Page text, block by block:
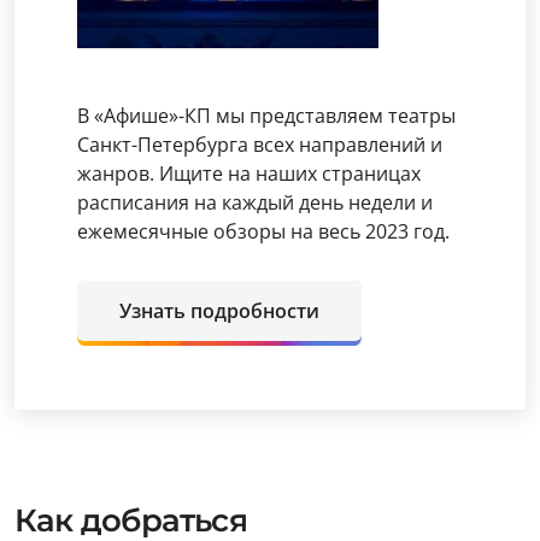
В «Афише»-КП мы представляем театры
Санкт-Петербурга всех направлений и
жанров. Ищите на наших страницах
расписания на каждый день недели и
ежемесячные обзоры на весь 2023 год.
Узнать подробности
Как добраться